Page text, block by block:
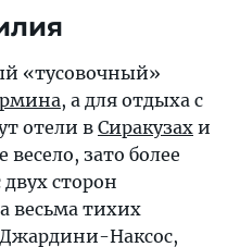
«тусовочный»
, а для отдыха с
отели в Сиракузах и
зато более
сторон
весьма тихих
Наксос,